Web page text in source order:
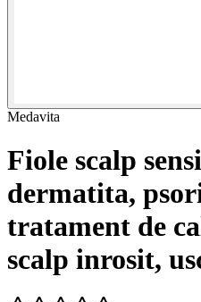
Medavita
Fiole scalp
dermatita,
tratament de
scalp inrosit,